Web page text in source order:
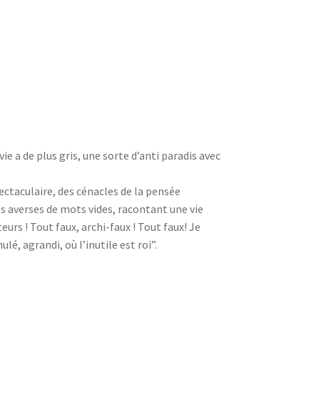
a de plus gris, une sorte d’anti paradis avec
des cénacles de la pensée
de mots vides, racontant une vie
! Tout faux, archi-faux ! Tout faux! Je
agrandi, où l’inutile est roi”.